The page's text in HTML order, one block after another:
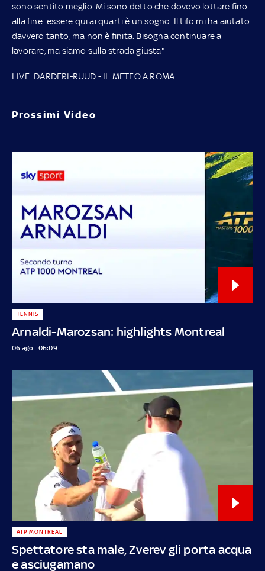
sono sentito meglio. Mi sono detto che dovevo lottare fino
alla fine: essere qui ai quarti è un sogno. Il tifo mi ha aiutato
davvero tanto, ma non è finita. Bisogna continuare a
lavorare, ma siamo sulla strada giusta"
LIVE: DARDERI-RUUD - IL METEO A ROMA
Prossimi Video
Arnaldi-Marozsan: highlights Montreal
TENNIS
06 ago - 06:09
Spettatore sta male, Zverev gli porta acqua
e asciugamano
ATP MONTREAL